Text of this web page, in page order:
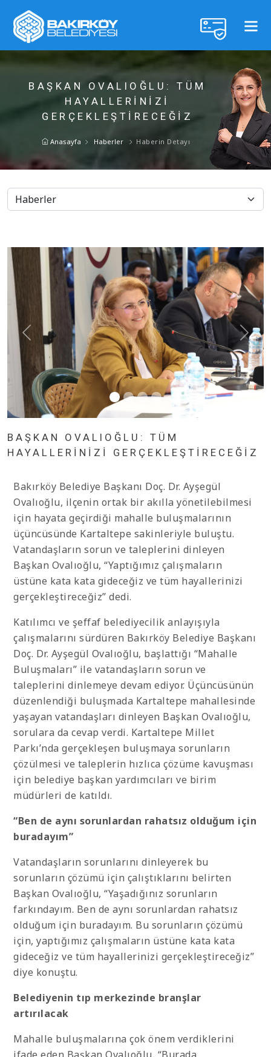
BAŞKAN OVALIOĞLU: TÜM
HAYALLERİNİZİ
GERÇEKLEŞTİRECEĞİZ
Anasayfa Haberler Haberin Detayı
BAŞKAN OVALIOĞLU: TÜM
HAYALLERİNİZİ GERÇEKLEŞTİRECEĞİZ
Bakırköy Belediye Başkanı Doç. Dr. Ayşegül
Ovalıoğlu, ilçenin ortak bir akılla yönetilebilmesi
için hayata geçirdiği mahalle buluşmalarının
üçüncüsünde Kartaltepe sakinleriyle buluştu.
Vatandaşların sorun ve taleplerini dinleyen
Başkan Ovalıoğlu, “Yaptığımız çalışmaların
üstüne kata kata gideceğiz ve tüm hayallerinizi
gerçekleştireceğiz” dedi.
Katılımcı ve şeffaf belediyecilik anlayışıyla
çalışmalarını sürdüren Bakırköy Belediye Başkanı
Doç. Dr. Ayşegül Ovalıoğlu, başlattığı “Mahalle
Buluşmaları” ile vatandaşların sorun ve
taleplerini dinlemeye devam ediyor. Üçüncüsünün
düzenlendiği buluşmada Kartaltepe mahallesinde
yaşayan vatandaşları dinleyen Başkan Ovalıoğlu,
sorulara da cevap verdi. Kartaltepe Millet
Parkı’nda gerçekleşen buluşmaya sorunların
çözülmesi ve taleplerin hızlıca çözüme kavuşması
için belediye başkan yardımcıları ve birim
müdürleri de katıldı.
“Ben de aynı sorunlardan rahatsız olduğum için
buradayım”
Vatandaşların sorunlarını dinleyerek bu
sorunların çözümü için çalıştıklarını belirten
Başkan Ovalıoğlu, “Yaşadığınız sorunların
farkındayım. Ben de aynı sorunlardan rahatsız
olduğum için buradayım. Bu sorunların çözümü
için, yaptığımız çalışmaların üstüne kata kata
gideceğiz ve tüm hayallerinizi gerçekleştireceğiz”
diye konuştu.
Belediyenin tıp merkezinde branşlar
artırılacak
Mahalle buluşmalarına çok önem verdiklerini